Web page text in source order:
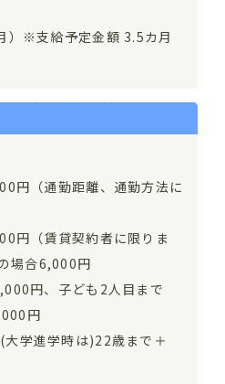
※支給予定金額 3.5カ月
円（通勤距離、通勤方法に
円（賃貸契約者に限りま
場合6,000円
円、子ども2人目まで
円
学進学時は)22歳まで＋